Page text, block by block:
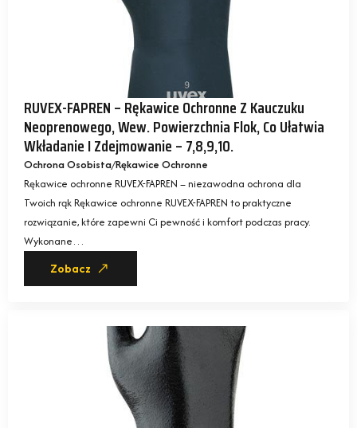
RUVEX-FAPREN – Rękawice Ochronne Z Kauczuku
Neoprenowego, Wew. Powierzchnia Flok, Co Ułatwia
Wkładanie I Zdejmowanie – 7,8,9,10.
Ochrona Osobista Rękawice Ochronne
Rękawice ochronne RUVEX-FAPREN – niezawodna ochrona dla
Twoich rąk Rękawice ochronne RUVEX-FAPREN to praktyczne
rozwiązanie, które zapewni Ci pewność i komfort podczas pracy.
Wykonane…
Zobacz